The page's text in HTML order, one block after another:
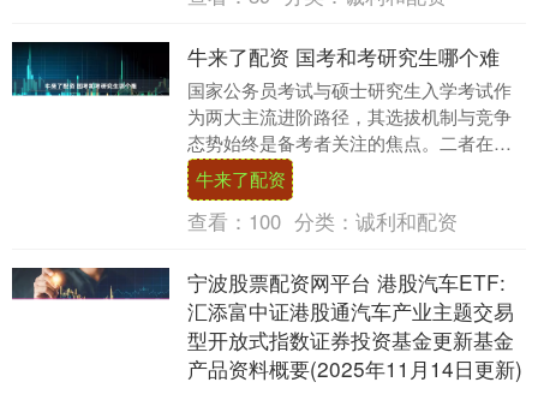
牛来了配资 国考和考研究生哪个难
国家公务员考试与硕士研究生入学考试作
为两大主流进阶路径，其选拔机制与竞争
态势始终是备考者关注的焦点。二者在考
核目标、能力侧重及备考策略上存在显著
差异，难以简单以....
牛来了配资
查看： 100 分类： 诚利和配资
宁波股票配资网平台 港股汽车ETF:
汇添富中证港股通汽车产业主题交易
型开放式指数证券投资基金更新基金
产品资料概要(2025年11月14日更新)